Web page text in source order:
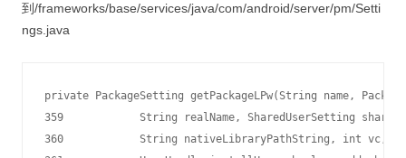
到/frameworks/base/services/java/com/android/server/pm/Setti
ngs.java
private PackageSetting getPackageLPw(String name,
359            String realName, SharedUserSetting
360            String nativeLibraryPathString, int vc,